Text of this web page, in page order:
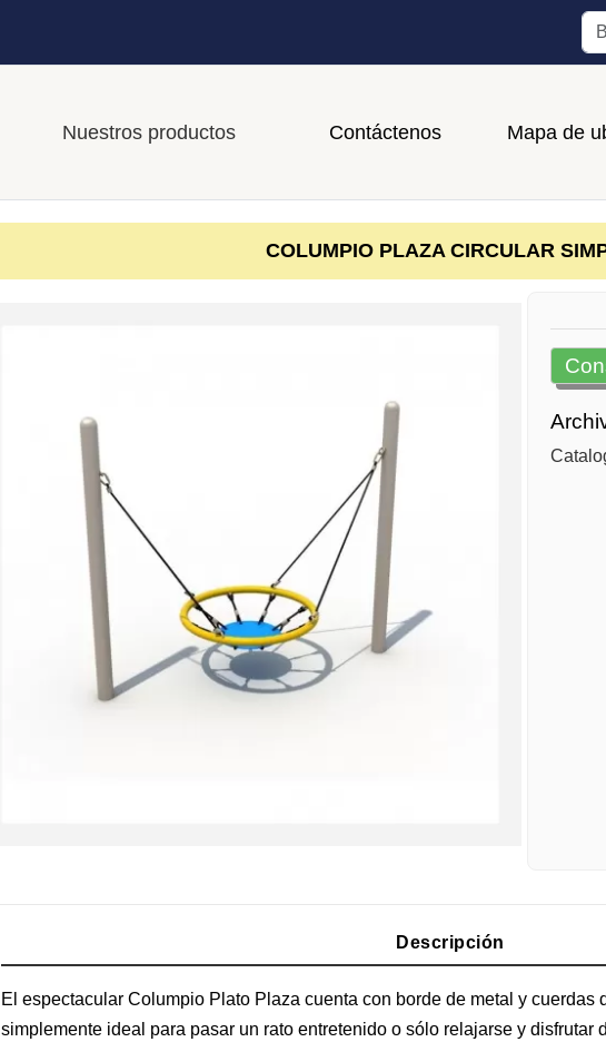
Nuestros productos Contáctenos Mapa de
COLUMPIO PLAZA CIRCULAR
Descripción
El espectacular Columpio Plato Plaza cuenta con borde de metal y cuerdas
simplemente ideal para pasar un rato entretenido o sólo relajarse y disfrutar